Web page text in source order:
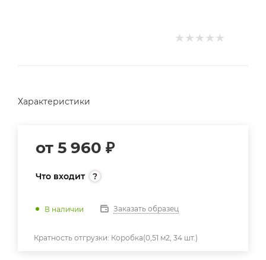
Характеристики
от 5 960 ₽
Что входит
В наличии Заказать образец
Кратность отгрузки: Коробка(0,51 м2, 34 шт.)